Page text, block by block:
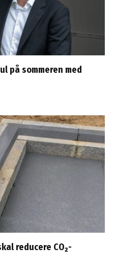
på sommeren med
reducere CO₂-